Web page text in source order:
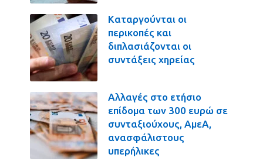
Καταργούνται οι
περικοπές και
διπλασιάζονται οι
συντάξεις χηρείας
Αλλαγές στο ετήσιο
επίδομα των 300 ευρώ σε
συνταξιούχους, ΑμεΑ,
ανασφάλιστους
υπερήλικες